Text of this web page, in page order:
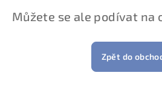
Můžete se ale podívat na
Zpět do